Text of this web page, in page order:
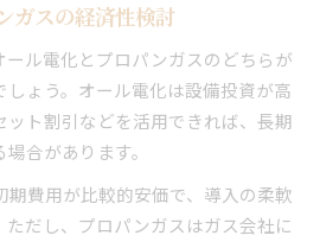
ガスの経済性検討
ル電化とプロパンガスのどちらが
ょう。オール電化は設備投資が高
ト割引などを活用できれば、長期
合があります。
費用が比較的安価で、導入の柔軟
だし、プロパンガスはガス会社に